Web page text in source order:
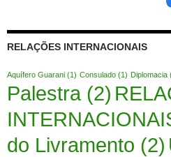
RELAÇÕES INTERNACIONAIS
Aquífero Guarani (1) Consulado (1) Diplomacia
Palestra (2)
do Livramento (2)